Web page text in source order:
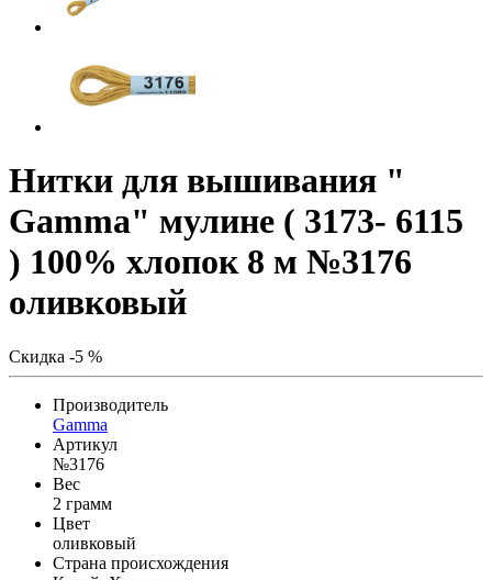
Нитки для вышивания "
Gamma" мулине ( 3173- 6115
) 100% хлопок 8 м №3176
оливковый
Скидка -5 %
Производитель
Gamma
Артикул
№3176
Вес
2 грамм
Цвет
оливковый
Страна происхождения